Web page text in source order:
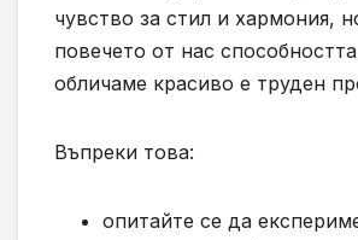
чувство за стил и хармония,
повечето от нас
обличаме красиво е труден
Въпреки това:
опитайте се да